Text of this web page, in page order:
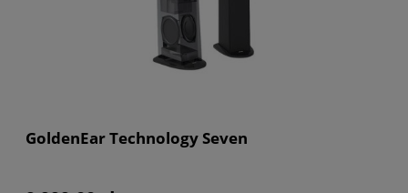
GoldenEar Technology Seven